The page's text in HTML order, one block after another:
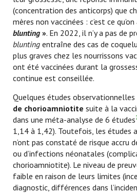
(concentration des anticorps) que
mères non vaccinées : c’est ce
blunting ». En 2022, il n’y a pas de
blunting entraîne des cas de
plus graves chez les nourrissons
ont été vaccinées durant la
continue est conseillée.
Quelques études observationnelles
de chorioamniotite suite à la
dans une méta-analyse de 6 études
1,14 à 1,42). Toutefois, les études
n’ont pas constaté de risque accru
ou d’infections néonatales
chorioamniotite). Le niveau de
faible en raison de leurs limites
diagnostic, différences dans